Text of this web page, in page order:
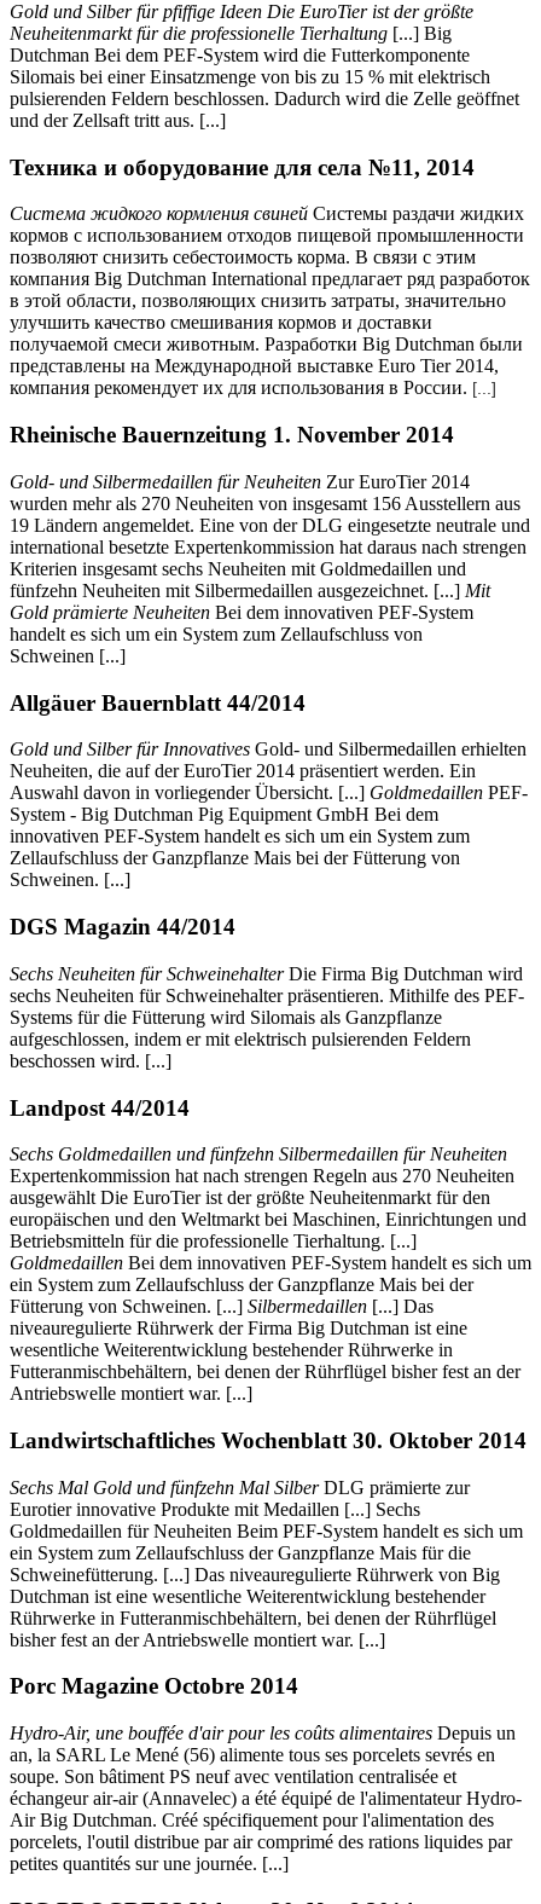
Gold und Silber für pfiffige Ideen Die EuroTier ist der größte
Neuheitenmarkt für die professionelle Tierhaltung [...] Big
Dutchman Bei dem PEF-System wird die Futterkomponente
Silomais bei einer Einsatzmenge von bis zu 15 % mit elektrisch
pulsierenden Feldern beschlossen. Dadurch wird die Zelle geöffnet
und der Zellsaft tritt aus. [...]
Техника и оборудование для села №11, 2014
Система жидкого кормления свиней Системы раздачи жидких
кормов с использованием отходов пищевой промышленности
позволяют снизить себестоимость корма. В связи с этим
компания Big Dutchman International предлагает ряд разработок
в этой области, позволяющих снизить затраты, значительно
улучшить качество смешивания кормов и доставки
получаемой смеси животным. Разработки Big Dutchman были
представлены на Международной выставке Euro Tier 2014,
компания рекомендует их для использования в России. [...]
Rheinische Bauernzeitung 1. November 2014
Gold- und Silbermedaillen für Neuheiten Zur EuroTier 2014
wurden mehr als 270 Neuheiten von insgesamt 156 Ausstellern aus
19 Ländern angemeldet. Eine von der DLG eingesetzte neutrale und
international besetzte Expertenkommission hat daraus nach strengen
Kriterien insgesamt sechs Neuheiten mit Goldmedaillen und
fünfzehn Neuheiten mit Silbermedaillen ausgezeichnet. [...] Mit
Gold prämierte Neuheiten Bei dem innovativen PEF-System
handelt es sich um ein System zum Zellaufschluss von
Schweinen [...]
Allgäuer Bauernblatt 44/2014
Gold und Silber für Innovatives Gold- und Silbermedaillen erhielten
Neuheiten, die auf der EuroTier 2014 präsentiert werden. Ein
Auswahl davon in vorliegender Übersicht. [...] Goldmedaillen PEF-
System - Big Dutchman Pig Equipment GmbH Bei dem
innovativen PEF-System handelt es sich um ein System zum
Zellaufschluss der Ganzpflanze Mais bei der Fütterung von
Schweinen. [...]
DGS Magazin 44/2014
Sechs Neuheiten für SchweinehalterDie Firma Big Dutchman wird
sechs Neuheiten für Schweinehalter präsentieren. Mithilfe des PEF-
Systems für die Fütterung wird Silomais als Ganzpflanze
aufgeschlossen, indem er mit elektrisch pulsierenden Feldern
beschossen wird. [...]
Landpost 44/2014
Sechs Goldmedaillen und fünfzehn Silbermedaillen für Neuheiten
Expertenkommission hat nach strengen Regeln aus 270 Neuheiten
ausgewählt Die EuroTier ist der größte Neuheitenmarkt für den
europäischen und den Weltmarkt bei Maschinen, Einrichtungen und
Betriebsmitteln für die professionelle Tierhaltung. [...]
Goldmedaillen Bei dem innovativen PEF-System handelt es sich um
ein System zum Zellaufschluss der Ganzpflanze Mais bei der
Fütterung von Schweinen. [...] Silbermedaillen [...] Das
niveauregulierte Rührwerk der Firma Big Dutchman ist eine
wesentliche Weiterentwicklung bestehender Rührwerke in
Futteranmischbehältern, bei denen der Rührflügel bisher fest an der
Antriebswelle montiert war. [...]
Landwirtschaftliches Wochenblatt 30. Oktober 2014
Sechs Mal Gold und fünfzehn Mal SilberDLG prämierte zur
Eurotier innovative Produkte mit Medaillen [...] Sechs
Goldmedaillen für Neuheiten Beim PEF-System handelt es sich um
ein System zum Zellaufschluss der Ganzpflanze Mais für die
Schweinefütterung. [...] Das niveauregulierte Rührwerk von Big
Dutchman ist eine wesentliche Weiterentwicklung bestehender
Rührwerke in Futteranmischbehältern, bei denen der Rührflügel
bisher fest an der Antriebswelle montiert war. [...]
Porc Magazine Octobre 2014
Hydro-Air, une bouffée d'air pour les coûts alimentaires Depuis un
an, la SARL Le Mené (56) alimente tous ses porcelets sevrés en
soupe. Son bâtiment PS neuf avec ventilation centralisée et
échangeur air-air (Annavelec) a été équipé de l'alimentateur Hydro-
Air Big Dutchman. Créé spécifiquement pour l'alimentation des
porcelets, l'outil distribue par air comprimé des rations liquides par
petites quantités sur une journée. [...]